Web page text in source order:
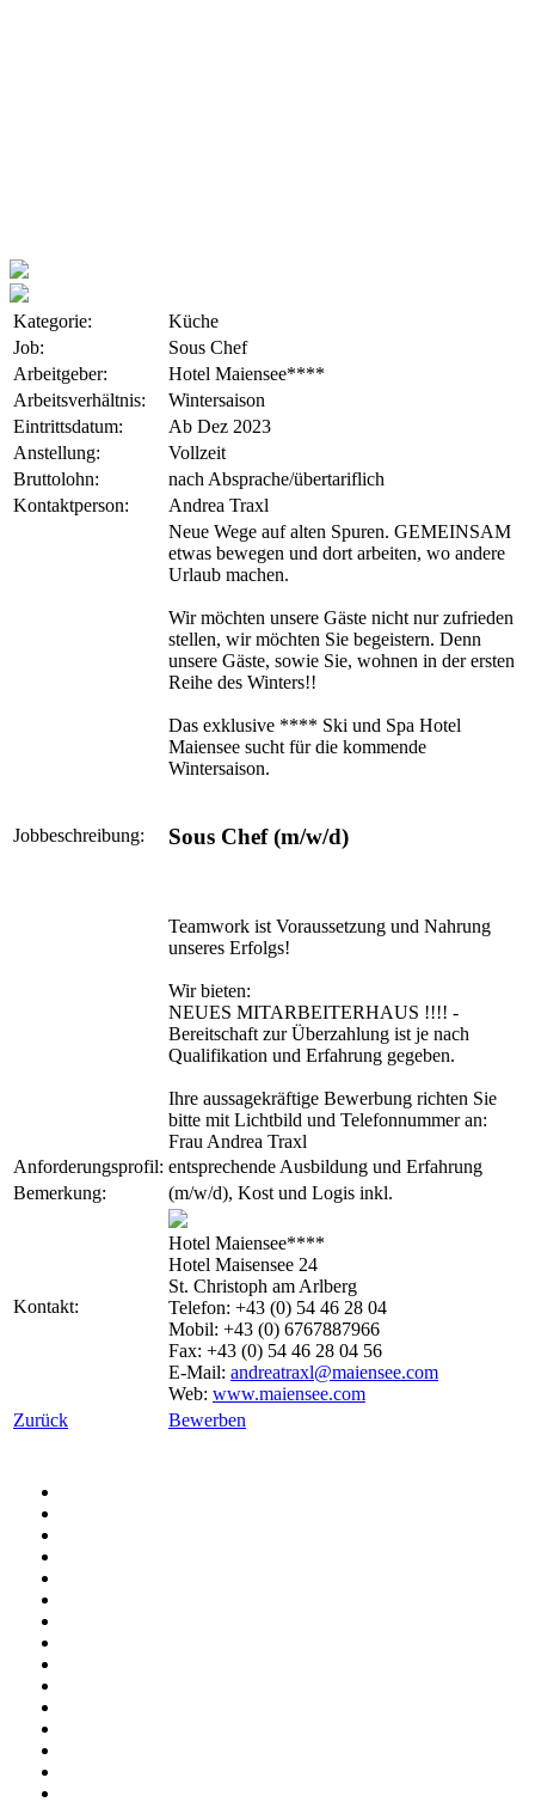
Kategorie:
Küche
Job:
Sous Chef
Arbeitgeber:
Hotel Maiensee****
Arbeitsverhältnis:
Wintersaison
Eintrittsdatum:
Ab Dez 2023
Anstellung:
Vollzeit
Bruttolohn:
nach Absprache/übertariflich
Kontaktperson:
Andrea Traxl
Jobbeschreibung:
Neue Wege auf alten Spuren. GEMEINSAM
etwas bewegen und dort arbeiten, wo andere
Urlaub machen.
Wir möchten unsere Gäste nicht nur zufrieden
stellen, wir möchten Sie begeistern. Denn
unsere Gäste, sowie Sie, wohnen in der ersten
Reihe des Winters!!
Das exklusive **** Ski und Spa Hotel
Maiensee sucht für die kommende
Wintersaison.
Sous Chef (m/w/d)
Teamwork ist Voraussetzung und Nahrung
unseres Erfolgs!
Wir bieten:
NEUES MITARBEITERHAUS !!!! -
Bereitschaft zur Überzahlung ist je nach
Qualifikation und Erfahrung gegeben.
Ihre aussagekräftige Bewerbung richten Sie
bitte mit Lichtbild und Telefonnummer an:
Frau Andrea Traxl
Anforderungsprofil: entsprechende Ausbildung und Erfahrung
Bemerkung:
(m/w/d), Kost und Logis inkl.
Kontakt:
Hotel Maiensee****
Hotel Maisensee 24
St. Christoph am Arlberg
Telefon: +43 (0) 54 46 28 04
Mobil: +43 (0) 6767887966
Fax: +43 (0) 54 46 28 04 56
E-Mail: andreatraxl@maiensee.com
Web: www.maiensee.com
Zurück
Bewerben